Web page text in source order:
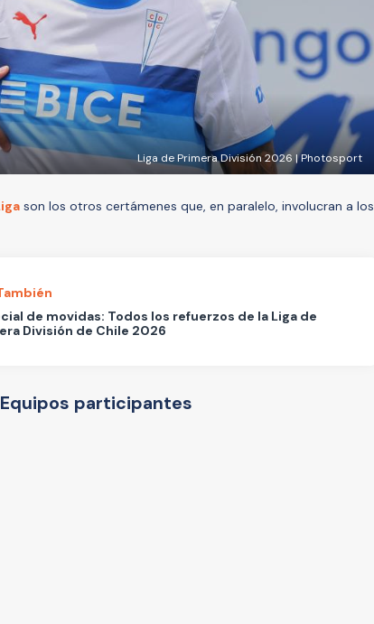
Liga de Primera División 2026 | Photosport
son los otros certámenes que, en paralelo, involucran a los
de movidas: Todos los refuerzos de la Liga de
División de Chile 2026
participantes